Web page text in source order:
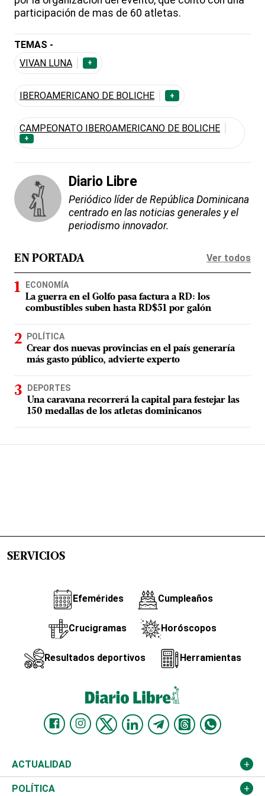
participación de mas de 60 atletas.
TEMAS -
VIVAN LUNA
+
IBEROAMERICANO DE BOLICHE +
CAMPEONATO IBEROAMERICANO DE BOLICHE
+
Diario Libre
Periódico líder de República Dominicana
centrado en las noticias generales y el
periodismo innovador.
EN PORTADA Ver todos
ECONOMÍA
La guerra en el Golfo pasa factura a RD: los
combustibles suben hasta RD$51 por galón
POLÍTICA
Crear dos nuevas provincias en el país generaría
más gasto público, advierte experto
DEPORTES
Una caravana recorrerá la capital para festejar las
150 medallas de los atletas dominicanos
SERVICIOS
Efemérides Cumpleaños
Crucigramas Horóscopos
Resultados deportivos Herramientas
ACTUALIDAD
Nacional
POLÍTICA